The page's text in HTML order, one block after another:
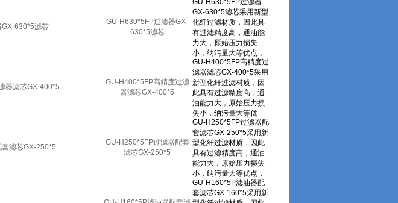
GU-H630*5FP过滤器GX-
630*5滤芯
GU-H400*5FP高精度过滤
器滤芯GX-400*5
GU-H250*5FP过滤器配套
滤芯GX-250*5